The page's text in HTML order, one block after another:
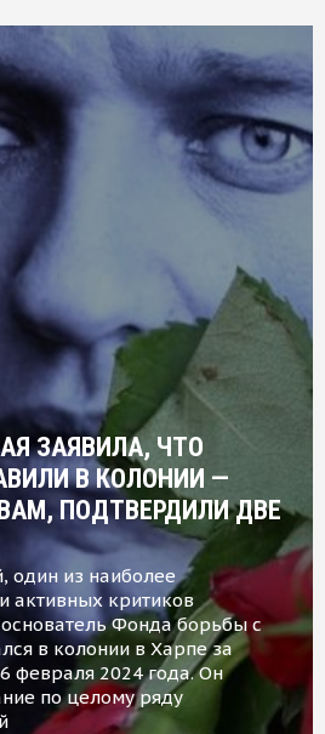
ЗАЯВИЛА, ЧТО
В КОЛОНИИ —
ПОДТВЕРДИЛИ ДВЕ
один из наиболее
активных критиков
Фонда борьбы с
в колонии в Харпе за
февраля 2024 года. Он
по целому ряду